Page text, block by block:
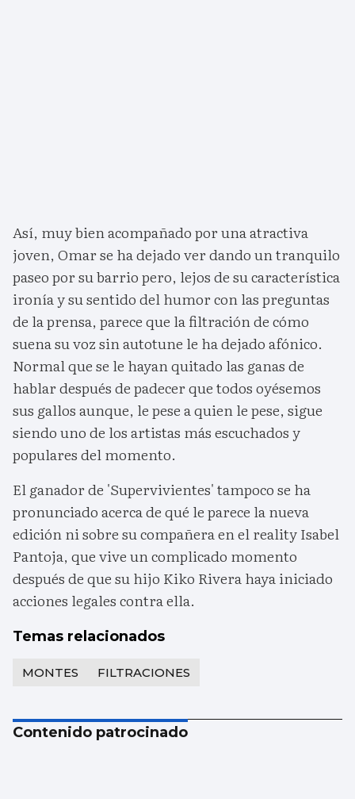
Así, muy bien acompañado por una atractiva
joven, Omar se ha dejado ver dando un tranquilo
paseo por su barrio pero, lejos de su característica
ironía y su sentido del humor con las preguntas
de la prensa, parece que la filtración de cómo
suena su voz sin autotune le ha dejado afónico.
Normal que se le hayan quitado las ganas de
hablar después de padecer que todos oyésemos
sus gallos aunque, le pese a quien le pese, sigue
siendo uno de los artistas más escuchados y
populares del momento.
El ganador de 'Supervivientes' tampoco se ha
pronunciado acerca de qué le parece la nueva
edición ni sobre su compañera en el reality Isabel
Pantoja, que vive un complicado momento
después de que su hijo Kiko Rivera haya iniciado
acciones legales contra ella.
Temas relacionados
MONTES FILTRACIONES
Contenido patrocinado